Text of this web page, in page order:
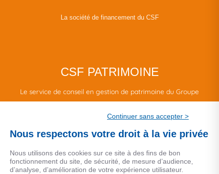
La société de financement du CSF
CSF PATRIMOINE
Le service de conseil en gestion de patrimoine du Groupe
Continuer sans accepter >
Nous respectons votre droit à la vie privée
Nous utilisons des cookies sur ce site à des fins de bon
fonctionnement du site, de sécurité, de mesure d’audience,
d’analyse, d’amélioration de votre expérience utilisateur.